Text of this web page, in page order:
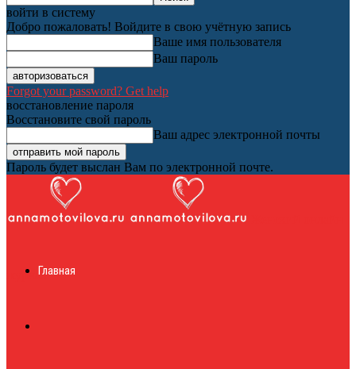
войти в систему
Добро пожаловать! Войдите в свою учётную запись
Ваше имя пользователя
Ваш пароль
Forgot your password? Get help
восстановление пароля
Восстановите свой пароль
Ваш адрес электронной почты
Пароль будет выслан Вам по электронной почте.
журналГлавная